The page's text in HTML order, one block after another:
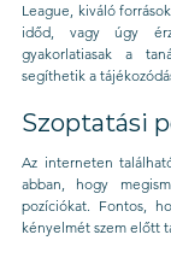
League, kiváló
időd, vagy úgy
gyakorlatiasak a
segíthetik a
Szoptatási
Az interneten
abban, hogy
pozíciókat. Fontos,
kényelmét szem előtt